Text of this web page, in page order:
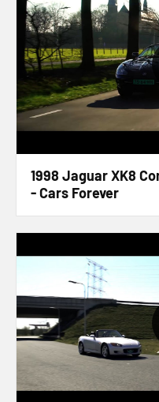
1998 Jaguar XK8
- Cars Forever